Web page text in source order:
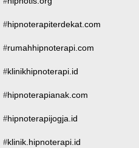
#hipnoterapiterdekat.com
#rumahhipnoterapi.com
#klinikhipnoterapi.id
#hipnoterapianak.com
#hipnoterapijogja.id
#klinik.hipnoterapi.id